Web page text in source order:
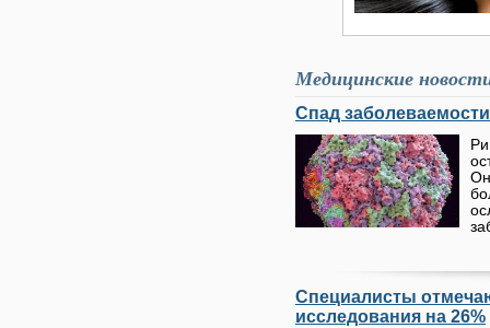
Медицинские
Спад
Специалисты
исследования на 26%